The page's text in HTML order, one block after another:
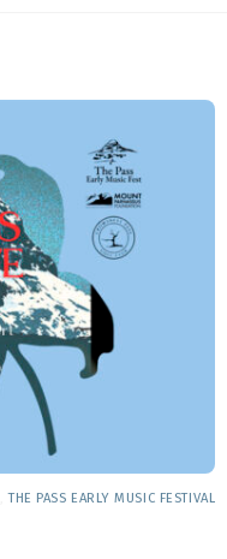
,THE PASS EARLY MUSIC FESTIVAL